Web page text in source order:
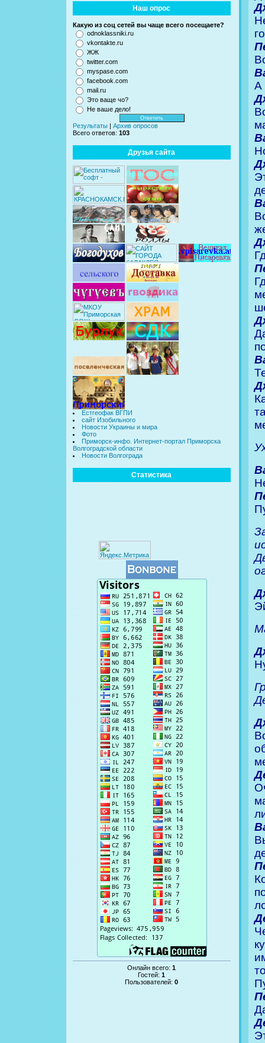
Наш опрос
Какую из соц сетей вы чаще всего посещаете?
odnoklassniki.ru
vkontakte.ru
ЖЖ
twitter.com
myspase.com
facebook.com
mail.ru
Это ваще чо?
Не ваше дело!
Результаты
Архив опросов
Всего ответов: 103
Друзья сайта
Естгеофак ВГПИ
сайт Изобильного
Новости Украины и мира
Фото
Приморск-инфо. Интернет-портал Приморска
Волгоградской области
Новости Волгограда
Статистика
Онлайн всего:1
Гостей:1
Пользователей:0
А